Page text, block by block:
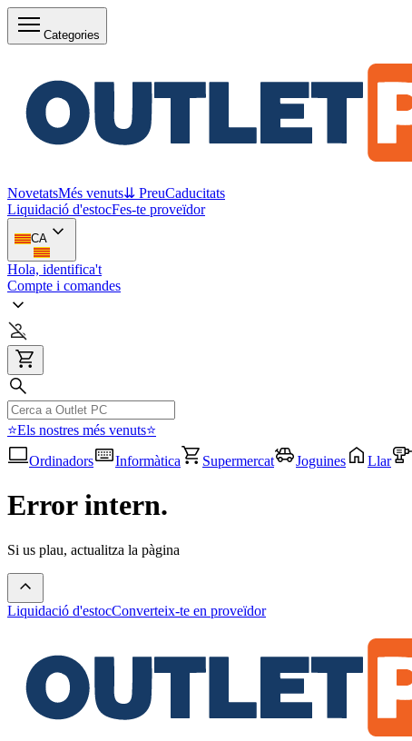
Categories
NovetatsMés venuts⇊ PreuCaducitats
Liquidació d'estocFes-te proveïdor
CA
Hola, identifica't
Compte i comandes
⭐Els nostres més venuts⭐
Ordinadors
Informàtica Supermercat Joguines Llar
Error intern.
Si us plau, actualitza la pàgina
Liquidació d'estocConverteix-te en proveïdor